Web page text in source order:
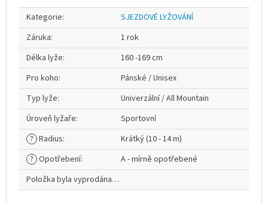
Kategorie:
SJEZDOVÉ LYŽOVÁNÍ
Záruka:
1 rok
Délka lyže:
160 -169 cm
Pro koho:
Pánské / Unisex
Typ lyže:
Univerzální / All Mountain
Úroveň lyžaře:
Sportovní
? Radius:
Krátký (10 - 14 m)
? Opotřebení:
A - mírně opotřebené
Položka byla vyprodána…